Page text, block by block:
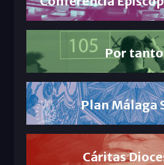
Por
Plan Málaga
Cáritas